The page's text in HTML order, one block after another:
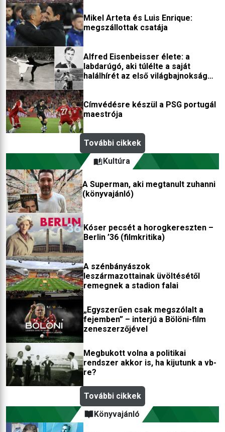
Mikel Arteta és Luis Enrique:
megszállottak csatája
Alfred Eisenbeisser élete: a
labdarúgó, aki túlélte a saját
halálhírét az első világbajnokság
Címvédésre készül a PSG portugál
maestrója
További cikkek
Kultúra
A Superman, aki megtanult zuhanni
(könyvajánló)
Kóser pecsét a horogkereszten –
Berlin ’36 (filmkritika)
A szénbányászok
leszármazottainak üvöltésétől
remegnek a stadion falai
„Egyszerűen csak megszólalt a
fejemben” – interjú a Bölöni-film
zeneszerzőjével
Megbukott volna a politikai
rendszer akkor is, ha kijutunk a vb-
re?
További cikkek
Könyvajánló